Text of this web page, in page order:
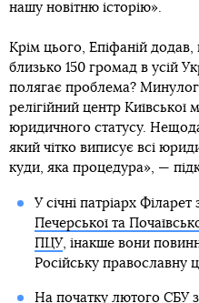
нашу новітню історію».
Крім цього, Епіфаній
близько 150 громад в усій
полягає проблема?
релігійний центр
юридичного статусу.
який чітко виписує всі
куди, яка процедура», —
У січні патріарх
Печерської та
ПЦУ, інакше вони
Російську православну
На початку лютого СБУ